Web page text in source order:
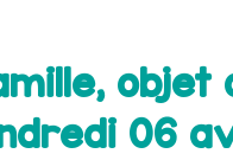
famille,
06